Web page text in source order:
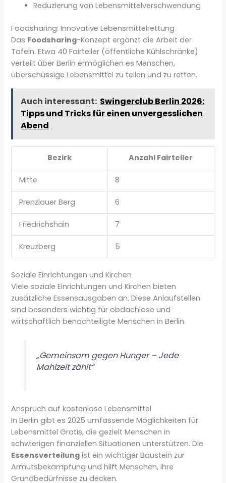
Reduzierung von Lebensmittelverschwendung
Foodsharing: Innovative Lebensmittelrettung
Das Foodsharing-Konzept ergänzt die Arbeit der
Tafeln. Etwa 40 Fairteiler (öffentliche Kühlschränke)
verteilt über Berlin ermöglichen es Menschen,
überschüssige Lebensmittel zu teilen und zu retten.
Auch interessant: Swingerclub Berlin 2026:
Tipps und Tricks für einen unvergesslichen
Abend
Bezirk Anzahl Fairteiler
Mitte 8
Prenzlauer Berg 6
Friedrichshain 7
Kreuzberg 5
Soziale Einrichtungen und Kirchen
Viele soziale Einrichtungen und Kirchen bieten
zusätzliche Essensausgaben an. Diese Anlaufstellen
sind besonders wichtig für obdachlose und
wirtschaftlich benachteiligte Menschen in Berlin.
„Gemeinsam gegen Hunger – Jede
Mahlzeit zählt“
Anspruch auf kostenlose Lebensmittel
In Berlin gibt es 2025 umfassende Möglichkeiten für
Lebensmittel Gratis, die gezielt Menschen in
schwierigen finanziellen Situationen unterstützen. Die
Essensverteilung ist ein wichtiger Baustein zur
Armutsbekämpfung und hilft Menschen, ihre
Grundbedürfnisse zu decken.